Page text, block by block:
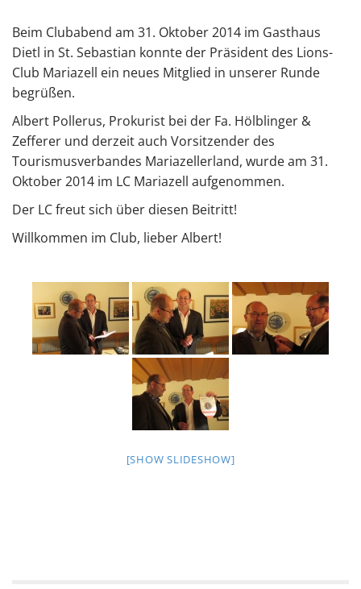
Beim Clubabend am 31. Oktober 2014 im Gasthaus
Dietl in St. Sebastian konnte der Präsident des Lions-
Club Mariazell ein neues Mitglied in unserer Runde
begrüßen.
Albert Pollerus, Prokurist bei der Fa. Hölblinger &
Zefferer und derzeit auch Vorsitzender des
Tourismusverbandes Mariazellerland, wurde am 31.
Oktober 2014 im LC Mariazell aufgenommen.
Der LC freut sich über diesen Beitritt!
Willkommen im Club, lieber Albert!
[SHOW SLIDESHOW]